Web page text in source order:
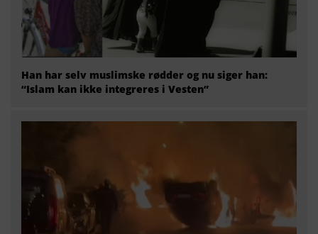
Han har selv muslimske rødder og nu siger han:
“Islam kan ikke integreres i Vesten”